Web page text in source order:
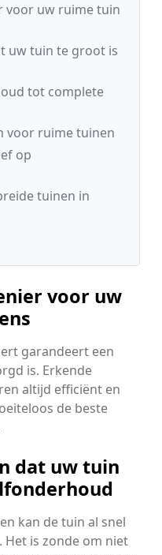
voor uw ruime tuin
uw tuin te groot is
tot complete
voor ruime tuinen
op
tuinen in
voor uw
garandeert een
is. Erkende
altijd efficiënt en
de beste
dat uw tuin
kan de tuin al snel
is zonde om niet